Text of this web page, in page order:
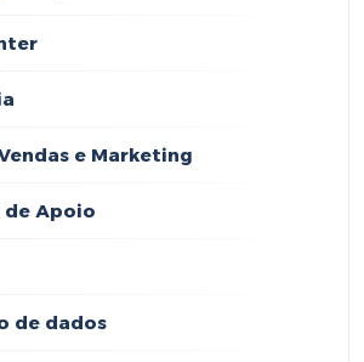
e Marketing
Apoio
de dados